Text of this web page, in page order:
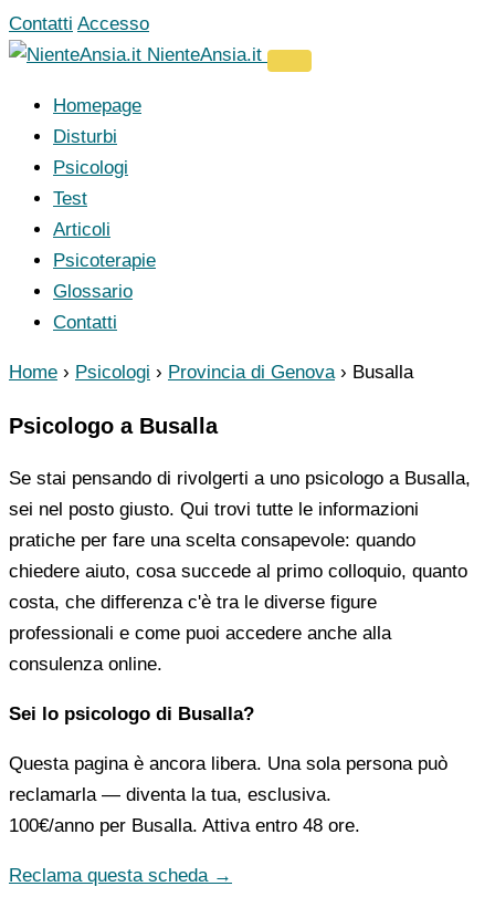
Vai
al
Contatti Accesso
NienteAnsia.it
Homepage
Disturbi
Psicologi
Test
Articoli
Psicoterapie
Glossario
Contatti
Home › Psicologi › Provincia di Genova › Busalla
Psicologo a Busalla
Se stai pensando di rivolgerti a uno psicologo a Busalla,
sei nel posto giusto. Qui trovi tutte le informazioni
pratiche per fare una scelta consapevole: quando
chiedere aiuto, cosa succede al primo colloquio, quanto
costa, che differenza c'è tra le diverse figure
professionali e come puoi accedere anche alla
consulenza online.
Sei lo psicologo di Busalla?
Questa pagina è ancora libera. Una sola persona può
reclamarla — diventa la tua, esclusiva.
100€/anno per Busalla. Attiva entro 48 ore.
Reclama questa scheda →